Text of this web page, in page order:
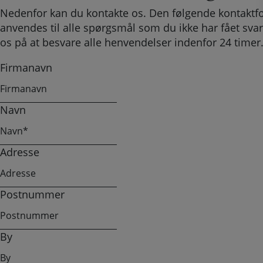
Nedenfor kan du kontakte os. Den følgende
anvendes til alle spørgsmål som du ikke har fået
os på at besvare alle henvendelser indenfor 24 timer.
Firmanavn
Navn
Adresse
Postnummer
By